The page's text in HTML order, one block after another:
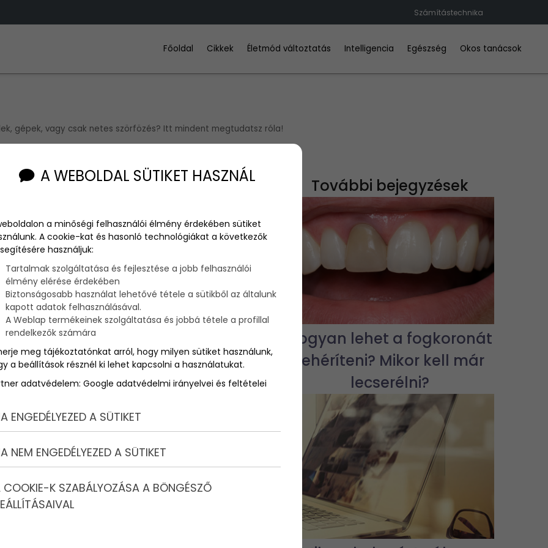
Számítástechnika
Főoldal Cikkek Életmód változtatás Intelligencia Egészség Okos tanácsok
gépek, vagy csak netes szörfözés? Itt mindent megtudatsz róla!
annyian
használják a drónokat manapság. De mi ebben
További bejegyzések
Hogyan lehet a fogkoronát
fehéríteni? Mikor kell már
lecserélni?
A WEBOLDAL SÜTIKET HASZNÁL
a minőségi felhasználói élmény érdekében sütiket
A cookie-kat és hasonló technológiákat a következők
használjuk:
Tartalmak szolgáltatása és fejlesztése a jobb felhasználói
élmény elérése érdekében
Biztonságosabb használat lehetővé tétele a sütikből az általunk
kapott adatok felhasználásával.
A Weblap termékeinek szolgáltatása és jobbá tétele a profillal
rendelkezők számára
meg tájékoztatónkat arról, hogy milyen sütiket használunk,
a beállítások résznél ki lehet kapcsolni a használatukat.
adatvédelem: Google adatvédelmi irányelvei és feltételei
ENGEDÉLYEZED A SÜTIKET
NEM ENGEDÉLYEZED A SÜTIKET
COOKIE-K SZABÁLYOZÁSA A BÖNGÉSZŐ